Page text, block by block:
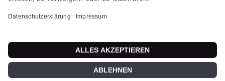
Sende uns eine Nachricht
Cookie Manager Tool © 2026 AutAll & Victoria's Laden